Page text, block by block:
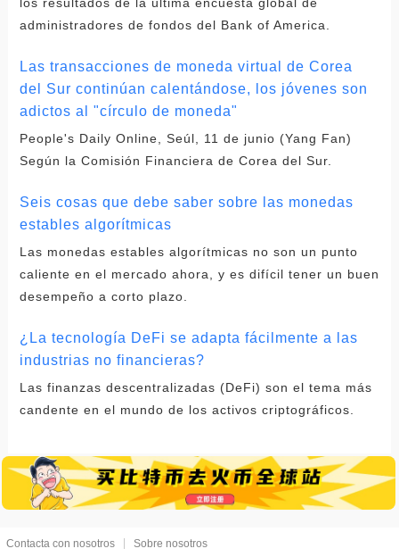
los resultados de la última encuesta global de
administradores de fondos del Bank of America.
Las transacciones de moneda virtual de Corea
del Sur continúan calentándose, los jóvenes son
adictos al "círculo de moneda"
People's Daily Online, Seúl, 11 de junio (Yang Fan)
Según la Comisión Financiera de Corea del Sur.
Seis cosas que debe saber sobre las monedas
estables algorítmicas
Las monedas estables algorítmicas no son un punto
caliente en el mercado ahora, y es difícil tener un buen
desempeño a corto plazo.
¿La tecnología DeFi se adapta fácilmente a las
industrias no financieras?
Las finanzas descentralizadas (DeFi) son el tema más
candente en el mundo de los activos criptográficos.
Contacta con nosotros Sobre nosotros